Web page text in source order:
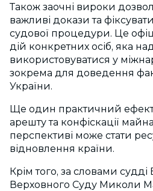
Також заочні вироки
важливі докази та
судової процедури. Це
дій конкретних осіб, яка
використовуватися у
зокрема для доведення
України.
Ще один практичний
арешту та конфіскації
перспективі може стати
відновлення країни.
Крім того, за словами
Верховного Суду Миколи